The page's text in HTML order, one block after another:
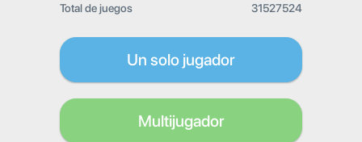
Total de juegos 31527524
Un solo jugador
Multijugador